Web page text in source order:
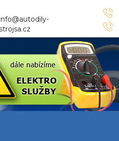
info@autodily-